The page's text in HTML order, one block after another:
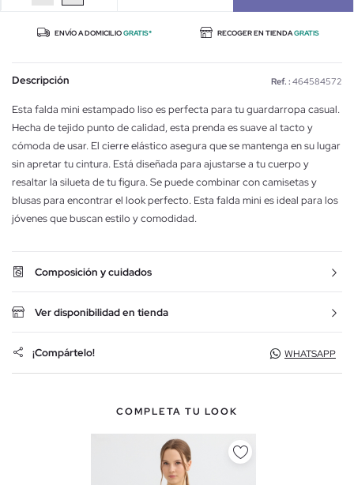
ENVÍO A DOMICILIOGRATIS* RECOGER EN TIENDAGRATIS
Descripción Ref. : 464584572
Esta falda mini estampado liso es perfecta para tu guardarropa casual.
Hecha de tejido punto de calidad, esta prenda es suave al tacto y
cómoda de usar. El cierre elástico asegura que se mantenga en su lugar
sin apretar tu cintura. Está diseñada para ajustarse a tu cuerpo y
resaltar la silueta de tu figura. Se puede combinar con camisetas y
blusas para encontrar el look perfecto. Esta falda mini es ideal para los
jóvenes que buscan estilo y comodidad.
Composición y cuidados
Ver disponibilidad en tienda
¡Compártelo! WHATSAPP
COMPLETA TU LOOK